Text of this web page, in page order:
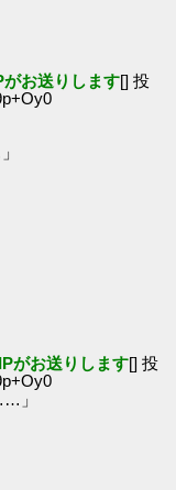
がお送りします[] 投
がお送りします[] 投
」